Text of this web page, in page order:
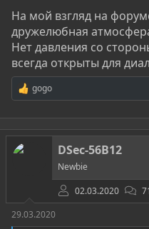
ботоводы, кардеры т.д.
всех эти подгруппы
"хакеры". И добавляют
оружия,
грешно". В лучшем
Теперь разберемся с
фантазий новичков.
обнаружил
комментариев ), также
фильмы и сериалы
максимально,
Mr.Robot). Практически
проникновения в
На мой взгляд на
дружелюбная
Нет давления со
всегда открыты для
Р
е
а
к
ц
и
gogo
DSec-56B12
Newbie
02.03.2020
29.03.2020